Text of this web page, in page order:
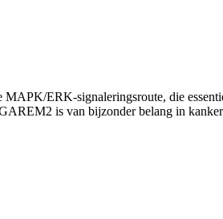
ERK-signaleringsroute, die
is van bijzonder belang in